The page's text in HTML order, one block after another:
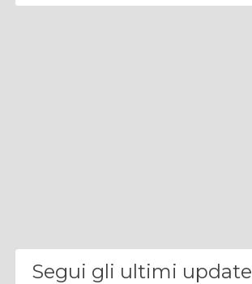
Segui gli ultimi update